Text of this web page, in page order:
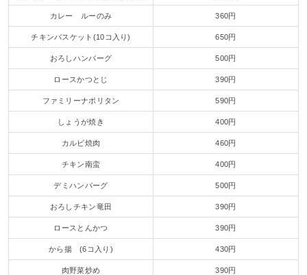
カレー ルーのみ 360円
チキンバスケット(10コ入り) 650円
おろしハンバーグ 500円
ロースかつとじ 390円
ファミリーナポリタン 590円
しょうが焼き 400円
カルビ焼肉 460円
チキン南蛮 400円
デミハンバーグ 500円
おろしチキン竜田 390円
ロースとんかつ 390円
から揚 (6コ入り) 430円
肉野菜炒め 390円